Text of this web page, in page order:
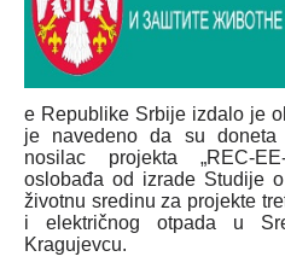
e Republike Srbije izdalo je
je navedeno da su
nosilac projekta „REC-
oslobađa od izrade Studije
životnu sredinu za projekte
i električnog otpada u
Kragujevcu.